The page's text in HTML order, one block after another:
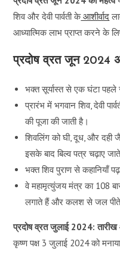
शिव और देवी पार्वती केआशीर्वाद
आध्यात्मिक लाभ प्राप्त करने के
प्रदोष व्रत जून 2024
भक्त सूर्यास्त से एक घंटा पहले
प्रारंभ में भगवान शिव, देवी
की पूजा की जाती है।
शिवलिंग को घी, दूध, और दही
इसके बाद बिल्व पत्र चढ़ाए
भक्त शिव पुराण से कहानियाँ
वे महामृत्युंजय मंत्र का 108
लगाते हैं और कलश से जल
प्रदोष व्रत जुलाई 2024:
कृष्ण पक्ष 3 जुलाई 2024 को